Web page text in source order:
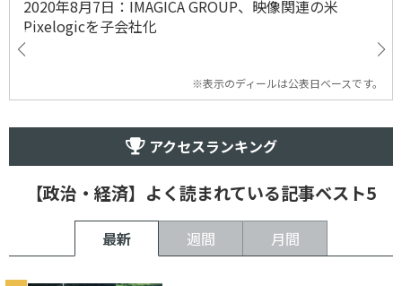
2020年8月7日：IMAGICA GROUP、映像関連の米
Pixelogicを子会社化
※表示のディールは公表日ベースです。
アクセスランキング
【政治・経済】よく読まれている記事ベスト5
最新 週間 月間